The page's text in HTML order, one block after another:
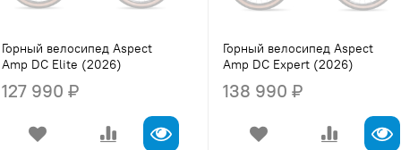
Горный велосипед Aspect
Amp DC Elite (2026)
127 990 ₽
Горный велосипед Aspect
Amp DC Expert (2026)
138 990 ₽